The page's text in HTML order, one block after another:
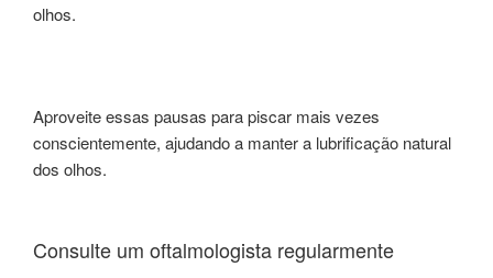
olhos.
Aproveite essas pausas para piscar mais vezes
conscientemente, ajudando a manter a lubrificação natural
dos olhos.
Consulte um oftalmologista regularmente